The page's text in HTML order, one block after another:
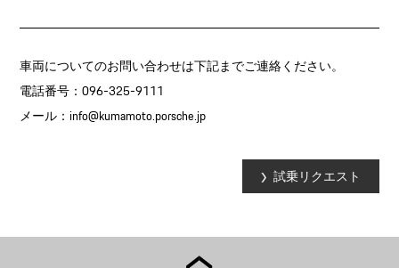
車両についてのお問い合わせは下記までご連絡ください。
電話番号：096-325-9111
メール： info@kumamoto.porsche.jp
試乗リクエスト